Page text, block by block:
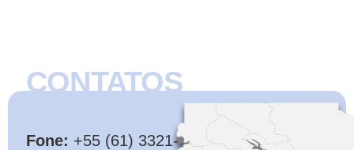
CONTATOS
Fone: +55 (61) 3321-